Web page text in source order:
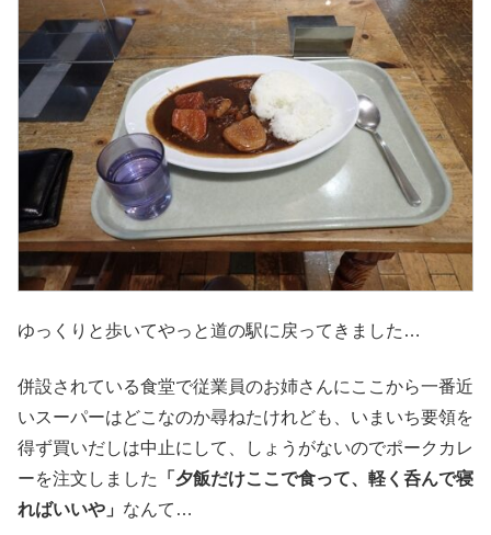
ゆっくりと歩いてやっと道の駅に戻ってきました…
併設されている食堂で従業員のお姉さんにここから一番近
いスーパーはどこなのか尋ねたけれども、いまいち要領を
得ず買いだしは中止にして、しょうがないのでポークカレ
ーを注文しました
「夕飯だけここで食って、軽く呑んで寝
ればいいや」 なんて…